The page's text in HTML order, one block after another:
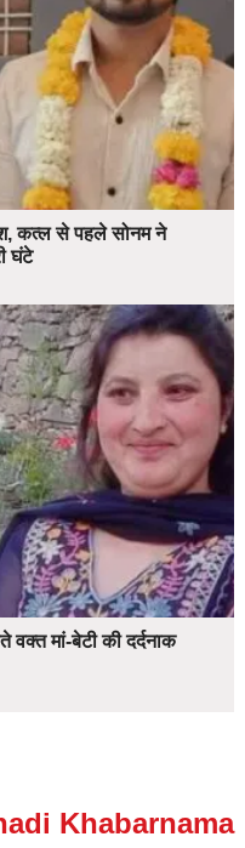
कत्ल से पहले सोनम ने
घंटे
मां-बेटी की दर्दनाक
Khabarnama